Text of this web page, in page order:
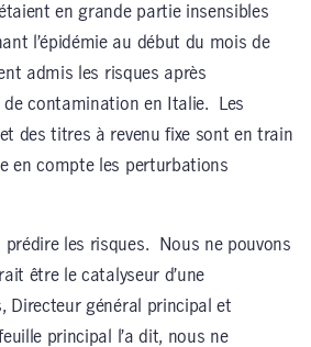
en grande partie insensibles
l’épidémie au début du mois de
admis les risques après
de contamination en Italie. Les
des titres à revenu fixe sont en train
en compte les perturbations
prédire les risques. Nous ne pouvons
être le catalyseur d’une
Directeur général principal et
principal l’a dit, nous ne